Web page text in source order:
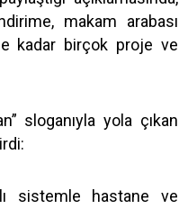
makam arabası
kadar birçok proje ve
sloganıyla yola çıkan
sistemle hastane ve